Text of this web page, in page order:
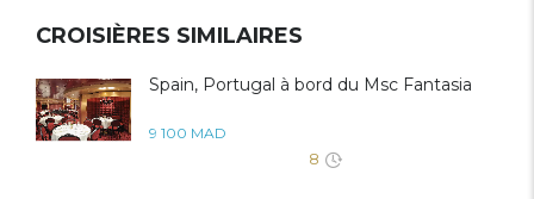
CROISIÈRES SIMILAIRES
Spain, Portugal à bord du Msc Fantasia
9 100 MAD
8